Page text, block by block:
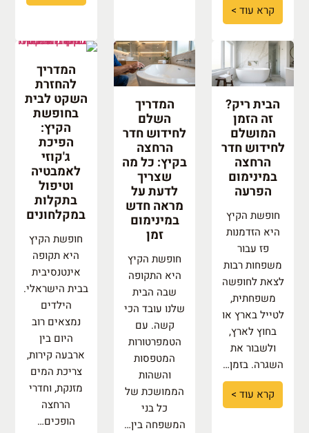
קרא עוד >
הבית ריק?
זה הזמן
המושלם
לחידוש חדר
הרחצה
במינימום
הפרעה
חופשת הקיץ
היא הזדמנות
פז עבור
משפחות רבות
לצאת לחופשה
משפחתית,
לטייל בארץ או
בחוץ לארץ,
ולשבור את
השגרה. בזמן…
קרא עוד >
המדריך
השלם
לחידוש חדר
הרחצה
בקיץ: כל מה
שצריך
לדעת על
מראה חדש
במינימום
זמן
חופשת הקיץ
היא התקופה
שבה הבית
שלנו עובד הכי
קשה. עם
הטמפרטורות
המטפסות
והשהות
הממושכת של
כל בני
המשפחה בין…
המדריך
להחזרת
השקט לבית
בחופשת
הקיץ:
הפיכת
ג'קוזי
לאמבטיה
וטיפול
בתקלות
במקלחונים
חופשת הקיץ
היא תקופה
אינטנסיבית
בבית הישראלי.
הילדים
נמצאים רוב
היום בין
ארבעה קירות,
צריכת המים
מזנקת, וחדרי
הרחצה
הופכים…